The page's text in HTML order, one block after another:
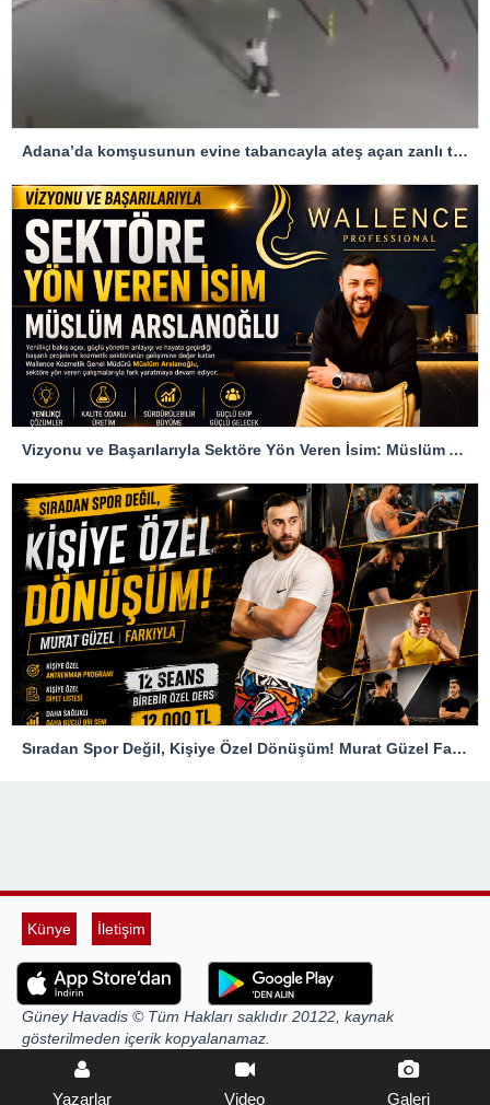
Adana’da komşusunun evine tabancayla ateş açan zanlı tutuklandı
Vizyonu ve Başarılarıyla Sektöre Yön Veren İsim: Müslüm Arslanoğlu
Sıradan Spor Değil, Kişiye Özel Dönüşüm! Murat Güzel Farkıyla
Künye İletişim
Güney Havadis © Tüm Hakları saklıdır 20122, kaynak
gösterilmeden içerik kopyalanamaz.
Yazarlar Video Galeri